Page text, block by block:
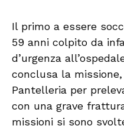
Il primo a essere
59 anni colpito da
d’urgenza
conclusa la
Pantelleria per
con una grave
missioni si sono